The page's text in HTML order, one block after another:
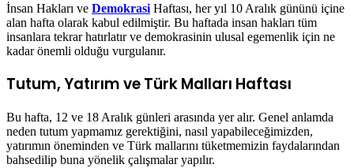
İnsan Hakları ve Demokrasi Haftası, her yıl 10 Aralık gününü içine
alan hafta olarak kabul edilmiştir. Bu haftada insan hakları tüm
insanlara tekrar hatırlatır ve demokrasinin ulusal egemenlik için ne
kadar önemli olduğu vurgulanır.
Tutum, Yatırım ve Türk Malları Haftası
Bu hafta, 12 ve 18 Aralık günleri arasında yer alır. Genel anlamda
neden tutum yapmamız gerektiğini, nasıl yapabileceğimizden,
yatırımın öneminden ve Türk mallarını tüketmemizin faydalarından
bahsedilip buna yönelik çalışmalar yapılır.